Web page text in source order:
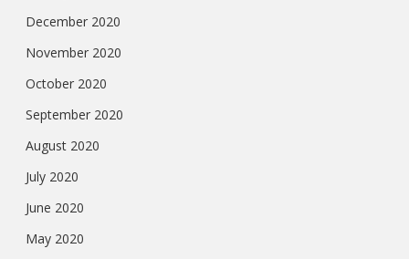
December 2020
November 2020
October 2020
September 2020
August 2020
July 2020
June 2020
May 2020